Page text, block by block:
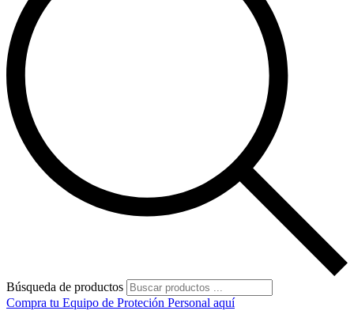
Búsqueda de productos
Compra tu Equipo de Proteción Personal aquí